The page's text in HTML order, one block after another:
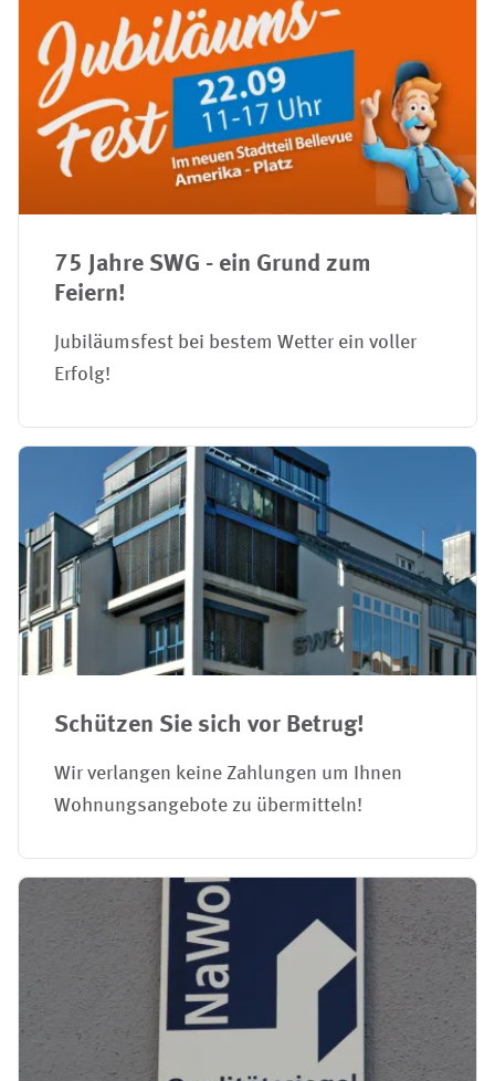
75 Jahre SWG - ein Grund zum
Feiern!
Jubiläumsfest bei bestem Wetter ein voller
Erfolg!
Schützen Sie sich vor Betrug!
Wir verlangen keine Zahlungen um Ihnen
Wohnungsangebote zu übermitteln!